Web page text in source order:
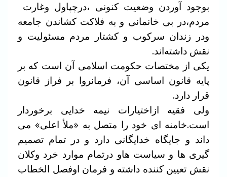
بوجود آوردن وضعیت کنونی ،درچپاول وغارت
مردم،در بی خانمانی و به فلاکت کشاندن جامعه
ودر زندان سرکوب و کشتار مردم مسئولیت و
نقش داشته‌اند.
یکی از مختصات حکومت اسلامی آن است که بر
پایه قانون اساسی آن، فرمانروا بر فراز قانون
قرار دارد.
ولی فقیه ازاختیارات نیمه خدایی برخوردار
است.خامنه ای خود را متصل به «ملأ اعلی» می
داند و جایگاه خدایگانی دارد و در تمام تصمیم
گیری ها و سیاست هاو درتمام موارد خرد وکلان
نقش تعیین کننده داشته و فرمان اوفصل الخطاب